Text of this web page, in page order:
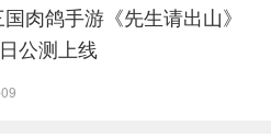
肉鸽手游《先生请出山》
公测上线